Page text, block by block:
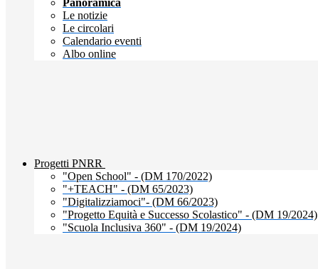
Panoramica
Le notizie
Le circolari
Calendario eventi
Albo online
Progetti PNRR
"Open School" - (DM 170/2022)
"+TEACH" - (DM 65/2023)
"Digitalizziamoci"- (DM 66/2023)
"Progetto Equità e Successo Scolastico" - (DM 19/2024)
"Scuola Inclusiva 360" - (DM 19/2024)